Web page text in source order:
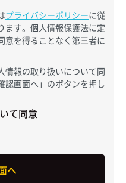
プライバシーポリシーに従
ます。個人情報保護法に定
意を得ることなく第三者に
情報の取り扱いについて同
認画面へ」のボタンを押し
て同意